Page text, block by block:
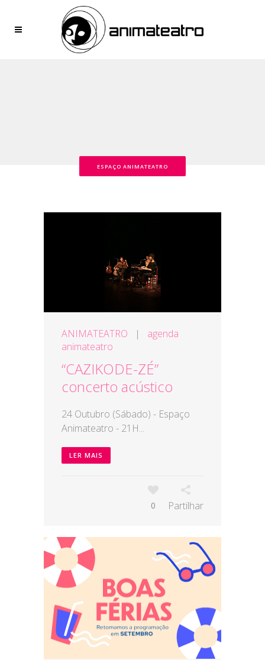
ESPAÇO ANIMATEATRO
ANIMATEATRO | agenda
animateatro
“CAZIKODE-ZÉ”
concerto acústico
24 Outubro (Sábado) - Espaço
Animateatro - 21H...
LER MAIS
0 Partilhar